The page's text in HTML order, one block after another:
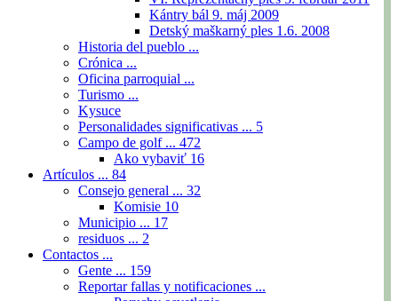
Kántry bál 9. máj 2009
Detský maškarný ples 1.6. 2008
Historia del pueblo ...
Crónica ...
Oficina parroquial ...
Turismo ...
Kysuce
Personalidades significativas ... 5
Campo de golf ... 472
Ako vybaviť 16
Artículos ... 84
Consejo general ... 32
Komisie 10
Municipio ... 17
residuos ... 2
Contactos ...
Gente ... 159
Reportar fallas y notificaciones ...